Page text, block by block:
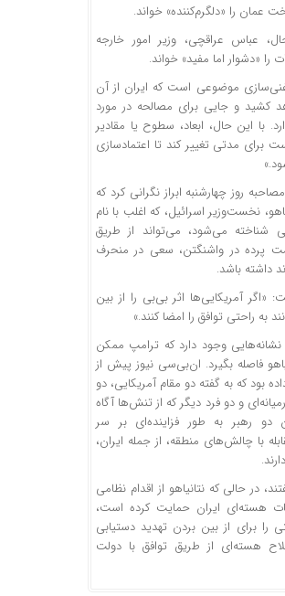
عمان را «دلگرم‌کننده» خواند.
عباس عراقچی، وزیر امور خارجه
را «دشوار اما مفید» خواند.
موضوعی است که ایران از آن
کشید و جایی برای مصالحه در مورد
با این حال، ابعاد، سطوح یا مقادیر
برای مدتی تغییر کند تا اعتمادسازی
روز چهارشنبه ابراز نگرانی کرد که
نخست‌وزیر اسرائیل، که اغلب با نام
شناخته می‌شود، می‌تواند از طریق
پرده در واشنگتن، سعی در منحرف
داشته باشد.
«اگر آمریکایی‌ها اثر بی‌بی را از بین
به راحتی توافق را امضا کنند.»
نشانه‌هایی وجود دارد که ترامپ ممکن
فاصله بگیرد. ان‌بی‌سی نیوز پیش از
بود که به گفته دو مقام آمریکایی، دو
و دو فرد دیگر که از تنش‌ها آگاه
دو رهبر به طور فزاینده‌ای بر سر
با چالش‌های منطقه، از جمله ایران،
در حالی که نتانیاهو از اقدام نظامی
هسته‌ای ایران حمایت کرده است،
را برای از بین بردن تهدید دستیابی
هسته‌ای از طریق توافق با دولت